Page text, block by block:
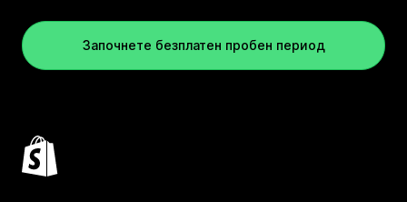
Започнете безплатен пробен период